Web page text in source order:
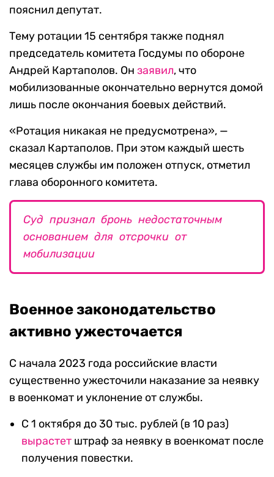
пояснил депутат.
Тему ротации 15 сентября также поднял
председатель комитета Госдумы по обороне
Андрей Картаполов. Он заявил, что
мобилизованные окончательно вернутся домой
лишь после окончания боевых действий.
«Ротация никакая не предусмотрена», —
сказал Картаполов. При этом каждый шесть
месяцев службы им положен отпуск, отметил
глава оборонного комитета.
Суд признал бронь недостаточным
основанием для отсрочки от
мобилизации
Военное законодательство
активно ужесточается
С начала 2023 года российские власти
существенно ужесточили наказание за неявку
в военкомат и уклонение от службы.
С 1 октября до 30 тыс. рублей (в 10 раз)
вырастет штраф за неявку в военкомат после
получения повестки.